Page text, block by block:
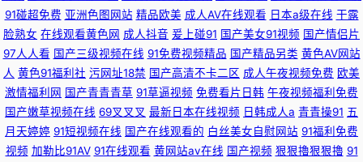
91碰超免费 亚洲色图网站 精品欧美 成人AV在线观看 日本a级在线 干露
脸熟女 在线观看黄色网 成人抖音 爰上碰91 国产美女91视频 国产情侣片
97人人看 国产三级视频在线 91免费视频精品 国产精品另类 黄色AV网站
人 黄色91福利社 污网址18禁 国产高清不卡二区 成人午夜视频免费 欧美
激情福利网 国产青青青草 91草逼视频 免费看片日韩 午夜视频福利免费
国产嫩草视频在线 69叉叉叉 最新日本在线视频 日韩成人a 青青操91 五
月天婷婷 91短视频在线 国产在线观看的 白丝美女自慰网站 91福利免费
视频 加勒比91AV 91在线观看 黄网站av在线 国产视频 狠狠擼狠狠擼 91